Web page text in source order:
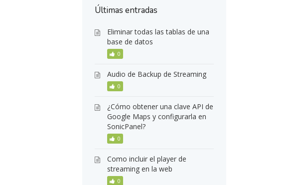
Últimas entradas
Eliminar todas las tablas de una
base de datos
0
Audio de Backup de Streaming
0
¿Cómo obtener una clave API de
Google Maps y configurarla en
SonicPanel?
0
Como incluir el player de
streaming en la web
0